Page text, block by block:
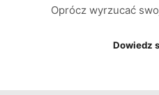
Oprócz wyrzucać
Dowiedz